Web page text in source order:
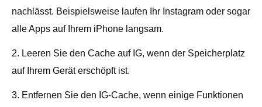
nachlässt. Beispielsweise laufen Ihr Instagram oder sogar
alle Apps auf Ihrem iPhone langsam.
2. Leeren Sie den Cache auf IG, wenn der Speicherplatz
auf Ihrem Gerät erschöpft ist.
3. Entfernen Sie den IG-Cache, wenn einige Funktionen